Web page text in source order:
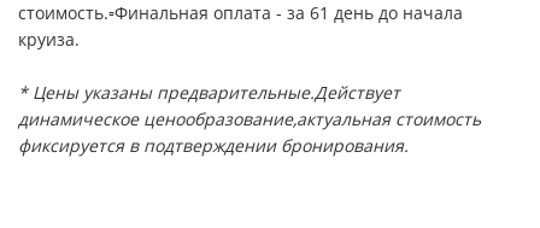
стоимость.▫️Финальная оплата - за 61 день до начала
круиза.
* Цены указаны предварительные.Действует
динамическое ценообразование,актуальная стоимость
фиксируется в подтверждении бронирования.